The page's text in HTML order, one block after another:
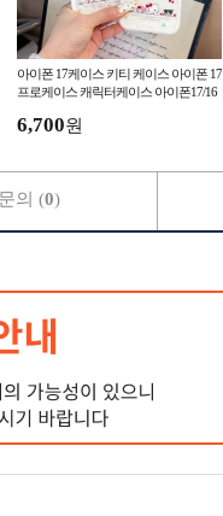
아이폰 17케이스 키티 케이스 아이폰 17
프로케이스 캐릭터케이스 아이폰17/16
6,700원
의 (0)